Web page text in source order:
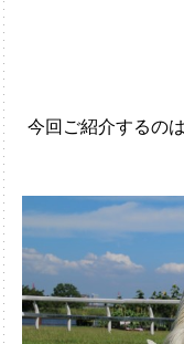
今回ご紹介するの